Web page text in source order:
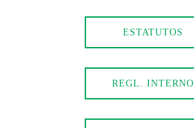
ESTATUTOS
REGL. INTERNO